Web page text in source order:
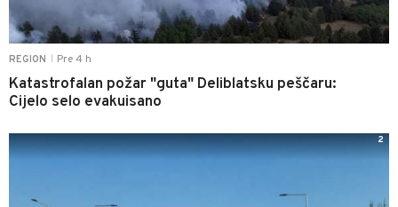
REGION Pre 4 h
Katastrofalan požar "guta" Deliblatsku peščaru:
Cijelo selo evakuisano
2